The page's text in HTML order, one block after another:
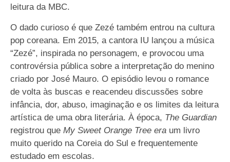
leitura da MBC.
O dado curioso é que Zezé também entrou na cultura
pop coreana. Em 2015, a cantora IU lançou a música
“Zezé”, inspirada no personagem, e provocou uma
controvérsia pública sobre a interpretação do menino
criado por José Mauro. O episódio levou o romance
de volta às buscas e reacendeu discussões sobre
infância, dor, abuso, imaginação e os limites da leitura
artística de uma obra literária. À época, The Guardian
registrou queMy Sweet Orange Tree era um livro
muito querido na Coreia do Sul e frequentemente
estudado em escolas.